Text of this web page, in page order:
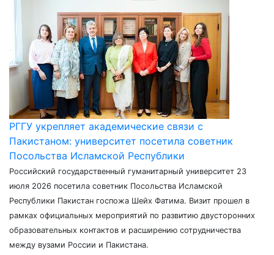
РГГУ укрепляет академические связи с
Пакистаном: университет посетила советник
Посольства Исламской Республики
Российский государственный гуманитарный университет 23
июля 2026 посетила советник Посольства Исламской
Республики Пакистан госпожа Шейх Фатима. Визит прошел в
рамках официальных мероприятий по развитию двусторонних
образовательных контактов и расширению сотрудничества
между вузами России и Пакистана.